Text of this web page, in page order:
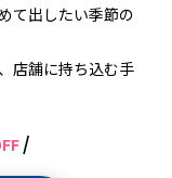
て出したい季節の
店舗に持ち込む手
/